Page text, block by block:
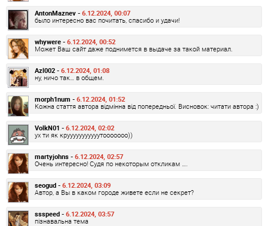
AntonMaznev - 6.12.2024, 00:07
было интересно вас почитать, спасибо и удачи!
whywere - 6.12.2024, 00:52
Может Ваш сайт даже поднимется в выдаче за такой материал.
Azl002 - 6.12.2024, 01:08
ну, ничо так… в общем.
morph1num - 6.12.2024, 01:52
Кожна стаття автора відмінна від попередньої. Висновок: читати автора :)
VolkN01 - 6.12.2024, 02:02
ух ти як крууууууууууутооооооо))
martyjohns - 6.12.2024, 02:57
Очень интересно! Судя по некоторым откликам ….
seogud - 6.12.2024, 03:09
Автор, а Вы в каком городе живете если не секрет?
ssspeed - 6.12.2024, 03:57
пізнавальна тема